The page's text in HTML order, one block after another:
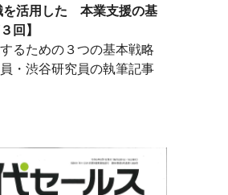
活用した　本業支援の基
回】
るための３つの基本戦略
・渋谷研究員の執筆記事